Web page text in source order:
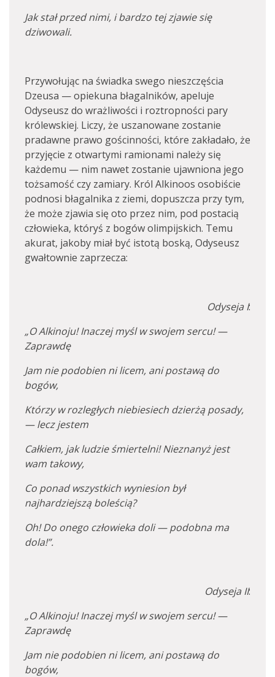
Jak stał przed nimi, i bardzo tej zjawie się
dziwowali.
Przywołując na świadka swego nieszczęścia
Dzeusa — opiekuna błagalników, apeluje
Odyseusz do wrażliwości i roztropności pary
królewskiej. Liczy, że uszanowane zostanie
pradawne prawo gościnności, które zakładało, że
przyjęcie z otwartymi ramionami należy się
każdemu — nim nawet zostanie ujawniona jego
tożsamość czy zamiary. Król Alkinoos osobiście
podnosi błagalnika z ziemi, dopuszcza przy tym,
że może zjawia się oto przez nim, pod postacią
człowieka, któryś z bogów olimpijskich. Temu
akurat, jakoby miał być istotą boską, Odyseusz
gwałtownie zaprzecza:
Odyseja I:
„O Alkinoju! Inaczej myśl w swojem sercu! —
Zaprawdę
Jam nie podobien ni licem, ani postawą do
bogów,
Którzy w rozległych niebiesiech dzierżą posady,
— lecz jestem
Całkiem, jak ludzie śmiertelni! Nieznanyż jest
wam takowy,
Co ponad wszystkich wyniesion był
najhardziejszą boleścią?
Oh! Do onego człowieka doli — podobna ma
dola!”.
Odyseja II:
„O Alkinoju! Inaczej myśl w swojem sercu! —
Zaprawdę
Jam nie podobien ni licem, ani postawą do
bogów,